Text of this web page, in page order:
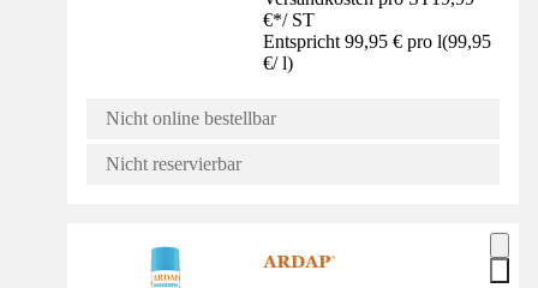
€*/ ST
Entspricht 99,95 € pro l(99,95
€/ l)
Nicht online bestellbar
Nicht reservierbar